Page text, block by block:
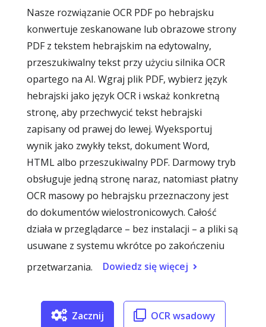
Nasze rozwiązanie OCR PDF po hebrajsku
konwertuje zeskanowane lub obrazowe strony
PDF z tekstem hebrajskim na edytowalny,
przeszukiwalny tekst przy użyciu silnika OCR
opartego na AI. Wgraj plik PDF, wybierz język
hebrajski jako język OCR i wskaż konkretną
stronę, aby przechwycić tekst hebrajski
zapisany od prawej do lewej. Wyeksportuj
wynik jako zwykły tekst, dokument Word,
HTML albo przeszukiwalny PDF. Darmowy tryb
obsługuje jedną stronę naraz, natomiast płatny
OCR masowy po hebrajsku przeznaczony jest
do dokumentów wielostronicowych. Całość
działa w przeglądarce – bez instalacji – a pliki są
usuwane z systemu wkrótce po zakończeniu
przetwarzania.
Dowiedz się więcej
Zacznij OCR wsadowy